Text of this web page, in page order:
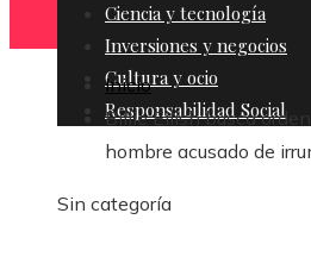
Ciencia y tecnología
Inversiones y negocios
Cultura y ocio
Responsabilidad Social
Inicio
Billie Eilish busca
hombre acusado de
Sin categoría